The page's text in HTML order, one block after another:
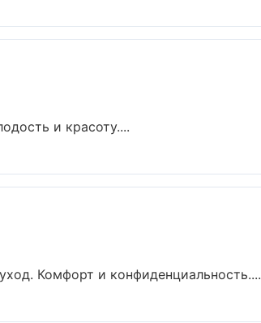
и красоту....
Комфорт и конфиденциальность....